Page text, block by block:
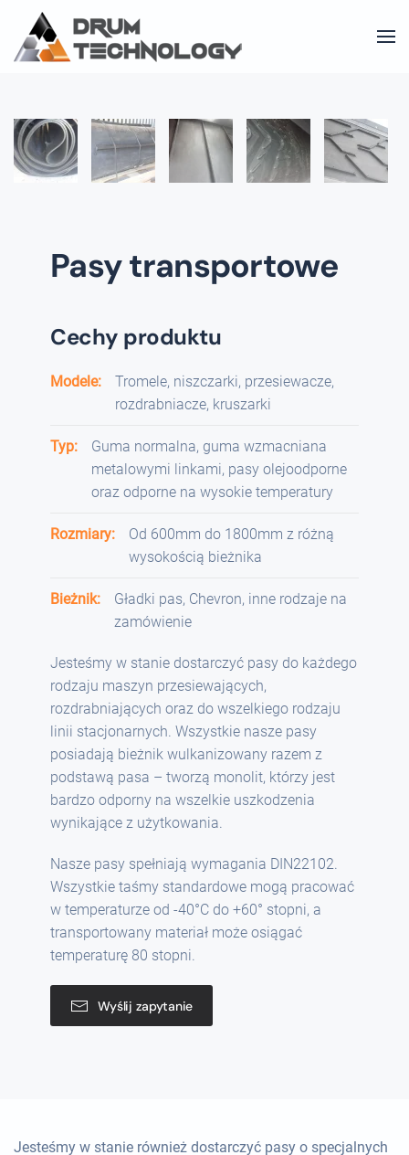
Skip to main content
Pasy transportowe
Cechy produktu
Modele:
Tromele, niszczarki, przesiewacze,
rozdrabniacze, kruszarki
Typ:
Guma normalna, guma wzmacniana
metalowymi linkami, pasy olejoodporne
oraz odporne na wysokie temperatury
Rozmiary:
Od 600mm do 1800mm z różną
wysokością bieżnika
Bieżnik:
Gładki pas, Chevron, inne rodzaje na
zamówienie
Jesteśmy w stanie dostarczyć pasy do każdego
rodzaju maszyn przesiewających,
rozdrabniających oraz do wszelkiego rodzaju
linii stacjonarnych. Wszystkie nasze pasy
posiadają bieżnik wulkanizowany razem z
podstawą pasa – tworzą monolit, którzy jest
bardzo odporny na wszelkie uszkodzenia
wynikające z użytkowania.
Nasze pasy spełniają wymagania DIN22102.
Wszystkie taśmy standardowe mogą pracować
w temperaturze od -40°C do +60° stopni, a
transportowany materiał może osiągać
temperaturę 80 stopni.
Wyślij zapytanie
Jesteśmy w stanie również dostarczyć pasy o specjalnych